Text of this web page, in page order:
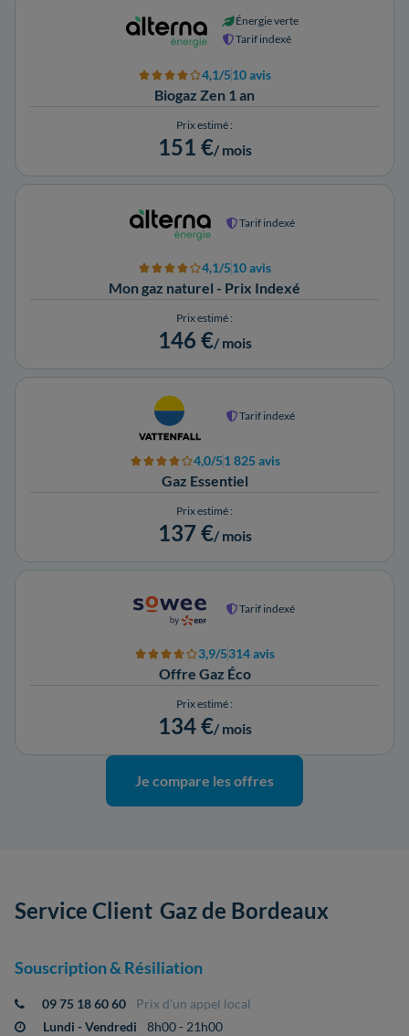
Biogaz Zen 1 an
Énergie verte
Tarif indexé
4,1/510 avis
Prix estimé :
151 €/ mois
Mon gaz naturel - Prix Indexé
Tarif indexé
4,1/510 avis
Prix estimé :
146 €/ mois
Gaz Essentiel
Tarif indexé
4,0/51 825 avis
Prix estimé :
137 €/ mois
Offre Gaz Éco
Tarif indexé
3,9/5314 avis
Prix estimé :
134 €/ mois
Je compare les offres
Gaz de Bordeaux
Service Client
Souscription & Résiliation
09 75 18 60 60
Prix d'un appel local
Lundi - Vendredi
8h00 - 21h00